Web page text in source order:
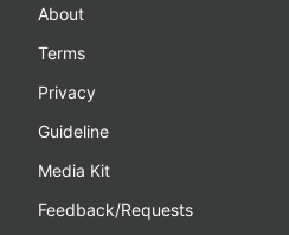
About
Terms
Privacy
Guideline
Media Kit
Feedback/Requests